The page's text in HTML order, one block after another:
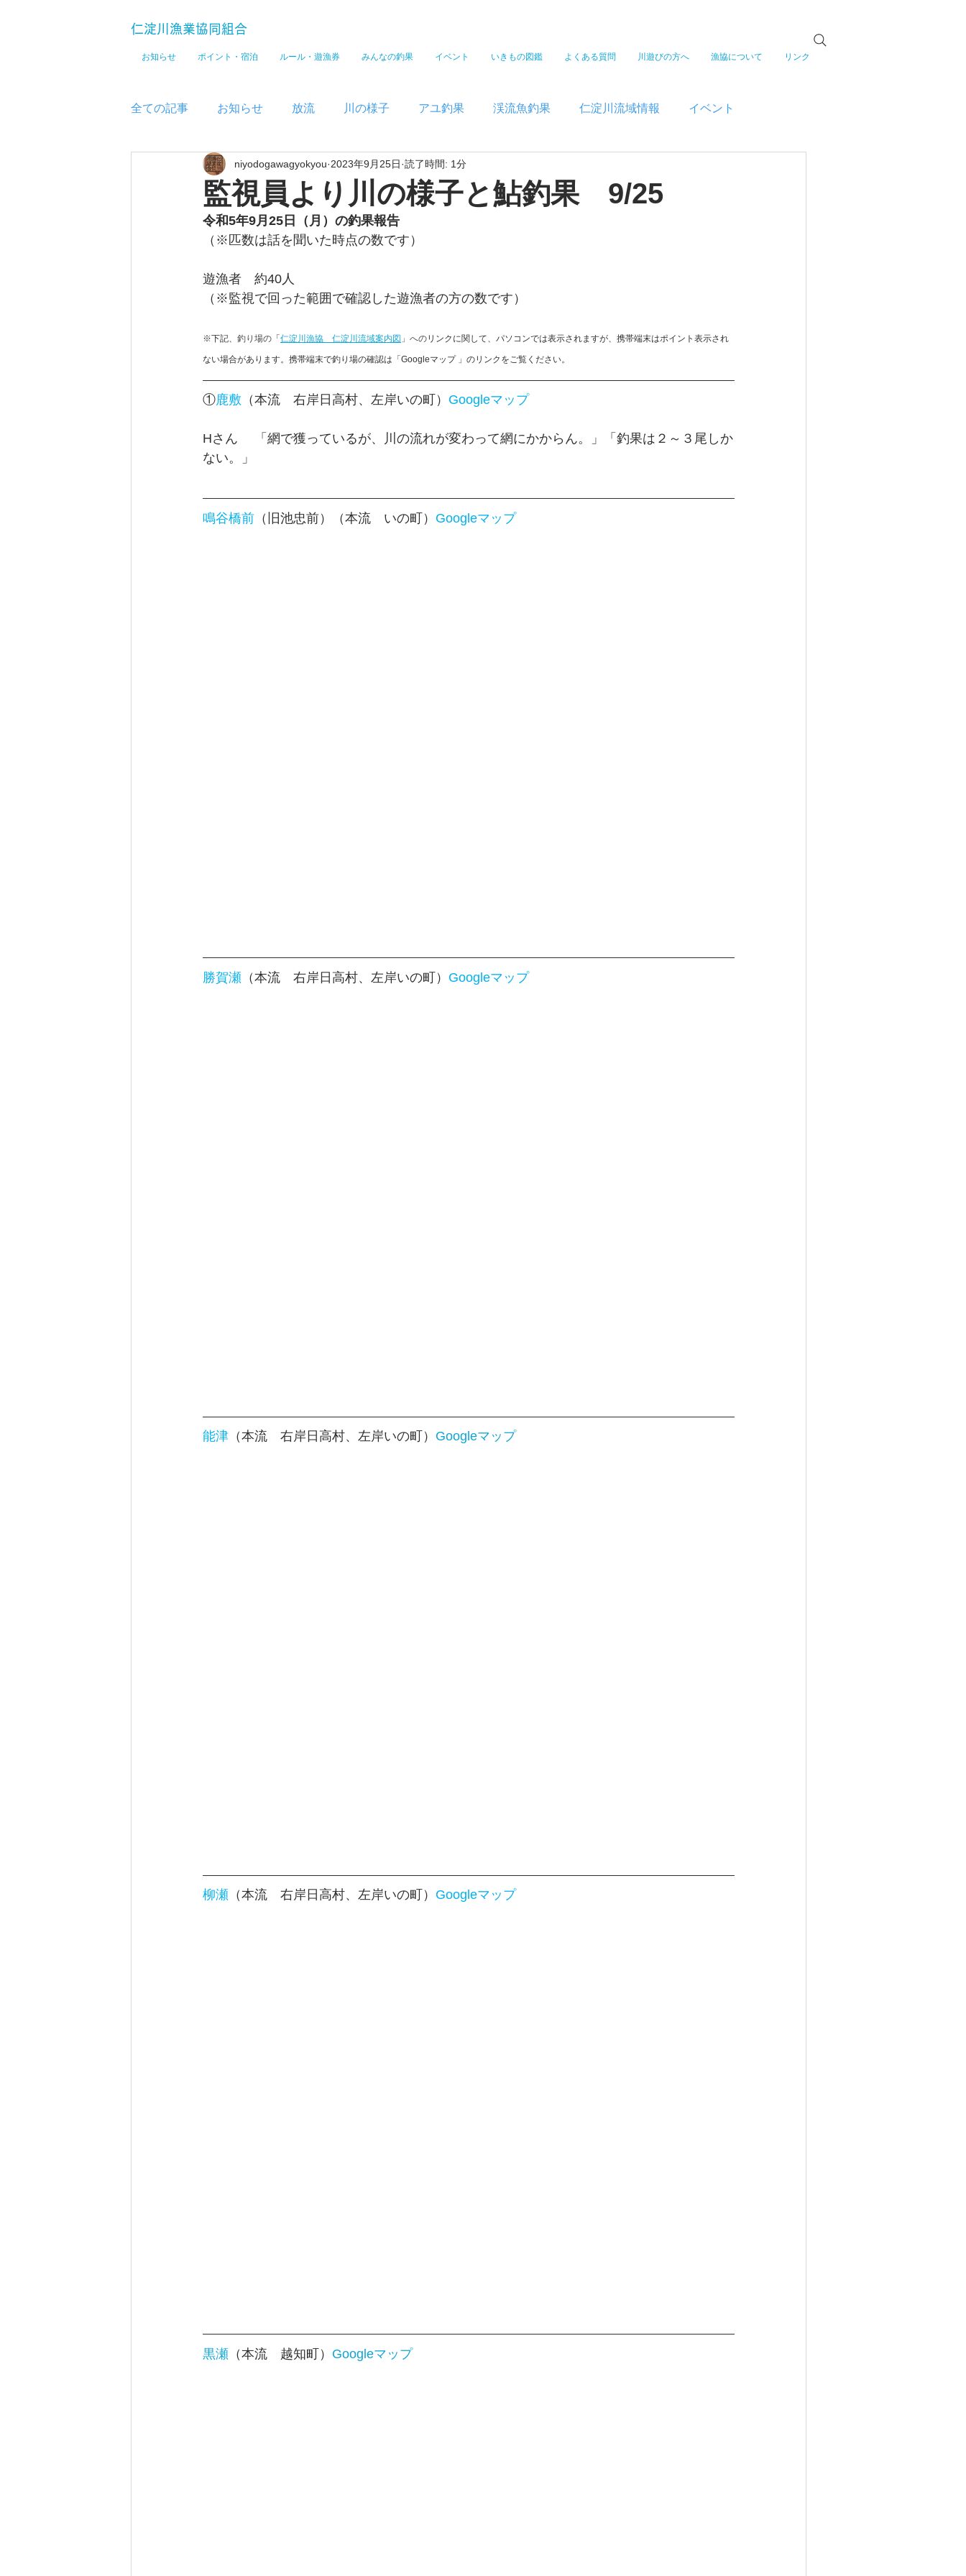
仁淀川漁業協同組合
お知らせ ポイント・宿泊 ルール・遊漁券 みんなの釣果 イベント いきもの図鑑 よくある質問 川遊びの方へ 漁協について リンク
全ての記事 お知らせ 放流 川の様子 アユ釣果 渓流魚釣果 仁淀川流域情報 イベント
メディア
監視員より川の様子と鮎釣果 9/25
niyodogawagyokyou 2023年9月25日 読了時間: 1分
令和5年9月25日（月）の釣果報告
（※匹数は話を聞いた時点の数です）
遊漁者　約40人
（※監視で回った範囲で確認した遊漁者の方の数です）
※下記、 釣り場の 「 仁淀川漁協　仁淀川流域案内図 」へのリンクに関して、パソコンでは表示されますが、携帯端末はポイント表示され
ない場合があります。携帯端末で釣り場の確認は「Googleマップ 」のリンクをご覧ください。
①鹿敷 （本流　右岸日高村、左岸いの町） Googleマップ
Hさん 　「網で獲っているが、川の流れが変わって網にかからん。」「釣果は２～３尾しか
ない。」
鳴谷橋前 （旧池忠前）（本流　いの町） Googleマップ
勝賀瀬 （本流　右岸日高村、左岸いの町） Googleマップ
能津 （本流　右岸日高村、左岸いの町） Googleマップ
柳瀬 （本流　右岸日高村、左岸いの町） Googleマップ
黒瀬 （本流　越知町） Googleマップ